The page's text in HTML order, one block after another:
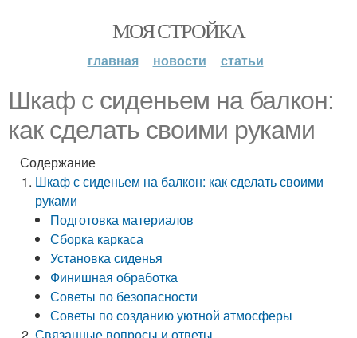
МОЯ СТРОЙКА
главная новости статьи
Шкаф с сиденьем на балкон:
как сделать своими руками
Содержание
Шкаф с сиденьем на балкон: как сделать своими
руками
Подготовка материалов
Сборка каркаса
Установка сиденья
Финишная обработка
Советы по безопасности
Советы по созданию уютной атмосферы